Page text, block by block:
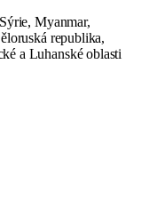
Myanmar,
republika,
a Luhanské oblasti